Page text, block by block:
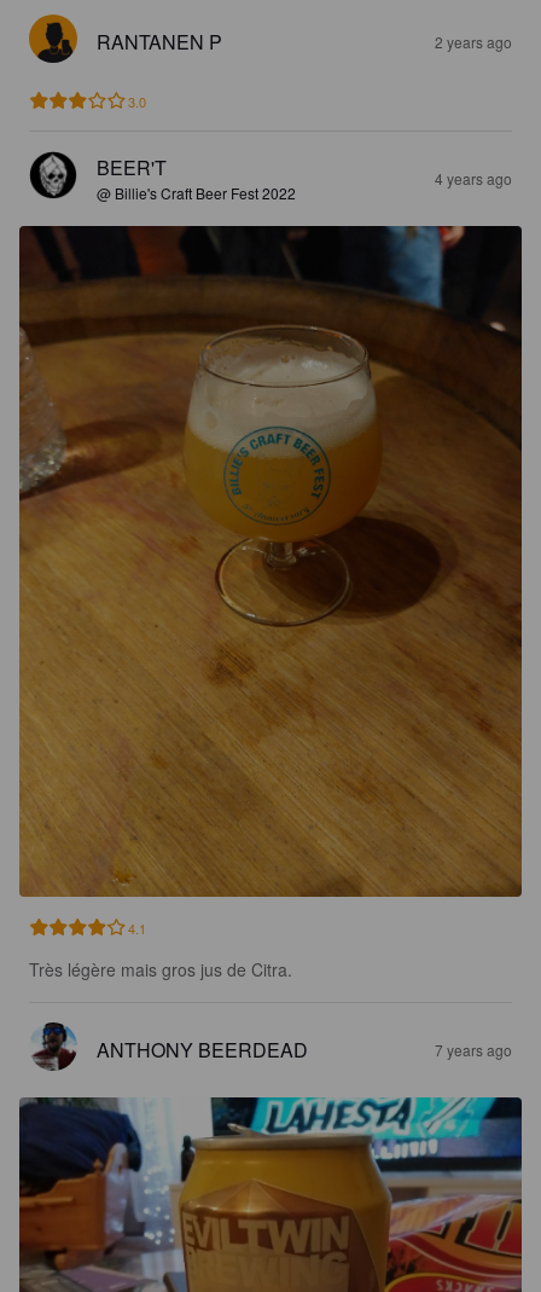
RANTANEN P 2 years ago
3.0
BEER'T
@ Billie's Craft Beer Fest 2022
4 years ago
4.1
Très légère mais gros jus de Citra.
ANTHONY BEERDEAD 7 years ago